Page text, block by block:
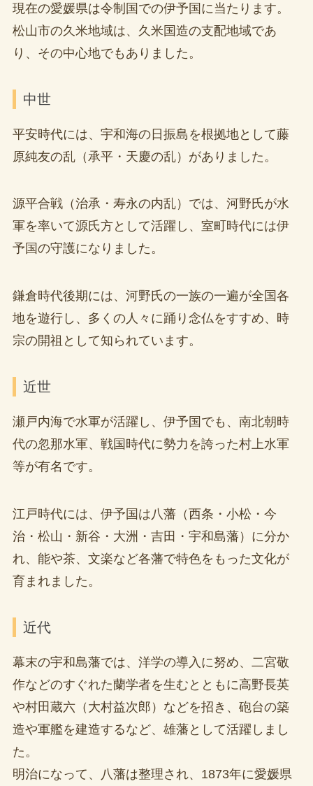
現在の愛媛県は令制国での伊予国に当たります。
松山市の久米地域は、久米国造の支配地域であ
り、その中心地でもありました。
中世
平安時代には、宇和海の日振島を根拠地として藤
原純友の乱（承平・天慶の乱）がありました。
源平合戦（治承・寿永の内乱）では、河野氏が水
軍を率いて源氏方として活躍し、室町時代には伊
予国の守護になりました。
鎌倉時代後期には、河野氏の一族の一遍が全国各
地を遊行し、多くの人々に踊り念仏をすすめ、時
宗の開祖として知られています。
近世
瀬戸内海で水軍が活躍し、伊予国でも、南北朝時
代の忽那水軍、戦国時代に勢力を誇った村上水軍
等が有名です。
江戸時代には、伊予国は八藩（西条・小松・今
治・松山・新谷・大洲・吉田・宇和島藩）に分か
れ、能や茶、文楽など各藩で特色をもった文化が
育まれました。
近代
幕末の宇和島藩では、洋学の導入に努め、二宮敬
作などのすぐれた蘭学者を生むとともに高野長英
や村田蔵六（大村益次郎）などを招き、砲台の築
造や軍艦を建造するなど、雄藩として活躍しまし
た。
明治になって、八藩は整理され、1873年に愛媛県